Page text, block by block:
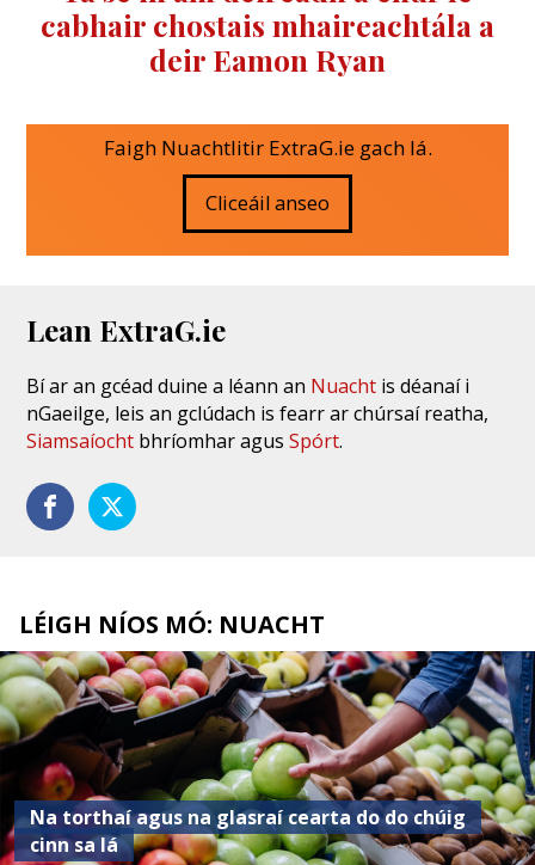
cabhair chostais mhaireachtála a
deir Eamon Ryan
Faigh Nuachtlitir ExtraG.ie gach lá.
Cliceáil anseo
Lean ExtraG.ie
Bí ar an gcéad duine a léann an Nuacht is déanaí i
nGaeilge, leis an gclúdach is fearr ar chúrsaí reatha,
Siamsaíocht bhríomhar agusSpórt.
LÉIGH NÍOS MÓ: NUACHT
Na torthaí agus na glasraí cearta do do chúig
cinn sa lá